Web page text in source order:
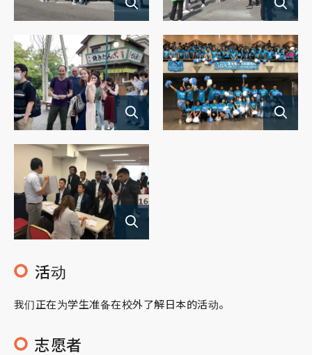
活动
我们正在为学生准备在校外了解日本的活动。
志愿者